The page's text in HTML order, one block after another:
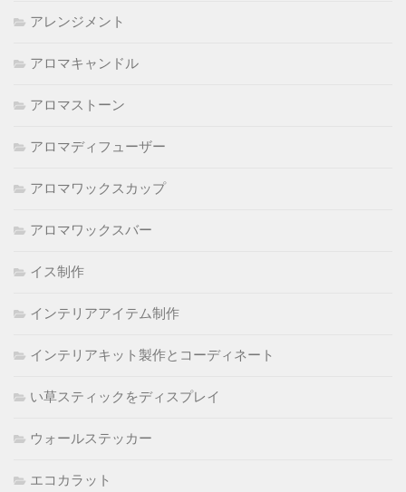
アレンジメント
アロマキャンドル
アロマストーン
アロマディフューザー
アロマワックスカップ
アロマワックスバー
イス制作
インテリアアイテム制作
インテリアキット製作とコーディネート
い草スティックをディスプレイ
ウォールステッカー
エコカラット